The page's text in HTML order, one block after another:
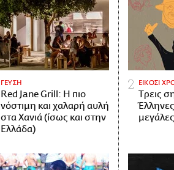
ΓΕΥΣΗ
Red Jane Grill: Η πιο
νόστιμη και χαλαρή αυλή
στα Χανιά (ίσως και στην
Ελλάδα)
ΕΙΚΟΣΙ
Tρεις